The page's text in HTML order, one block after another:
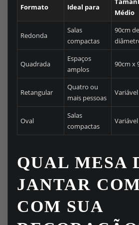
Formato Ideal para
Médio
Redonda
Salas
compactas
90cm de
Quadrada
Espaços
amplos
90cm x
Retangular
Quatro ou
mais pessoas
Variável
Oval
Salas
compactas
Variável
QUAL MESA
JANTAR
COM SUA